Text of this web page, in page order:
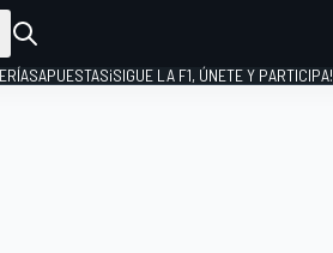
APUESTAS¡SIGUE LA F1, ÚNETE Y PARTICIPA!